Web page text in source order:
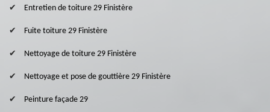
Entretien de toiture 29 Finistère
Fuite toiture 29 Finistère
Nettoyage de toiture 29 Finistère
Nettoyage et pose de gouttière 29 Finistère
Peinture façade 29